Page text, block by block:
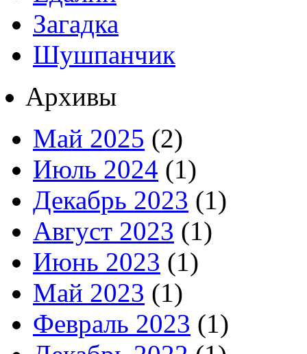
Загадка
Шушпанчик
Архивы
Май 2025 (2)
Июль 2024 (1)
Декабрь 2023 (1)
Август 2023 (1)
Июнь 2023 (1)
Май 2023 (1)
Февраль 2023 (1)